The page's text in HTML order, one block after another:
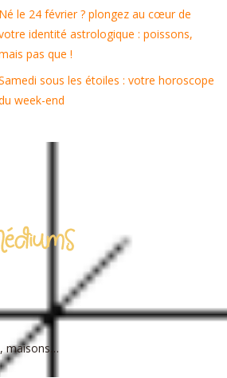
Né le 24 février ? plongez au cœur de
identité astrologique : poissons,
pas que !
sous les étoiles : votre horoscope
week-end
maisons…